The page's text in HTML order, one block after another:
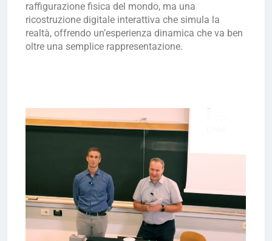
raffigurazione fisica del mondo, ma una
ricostruzione digitale interattiva che simula la
realtà, offrendo un’esperienza dinamica che va ben
oltre una semplice rappresentazione.